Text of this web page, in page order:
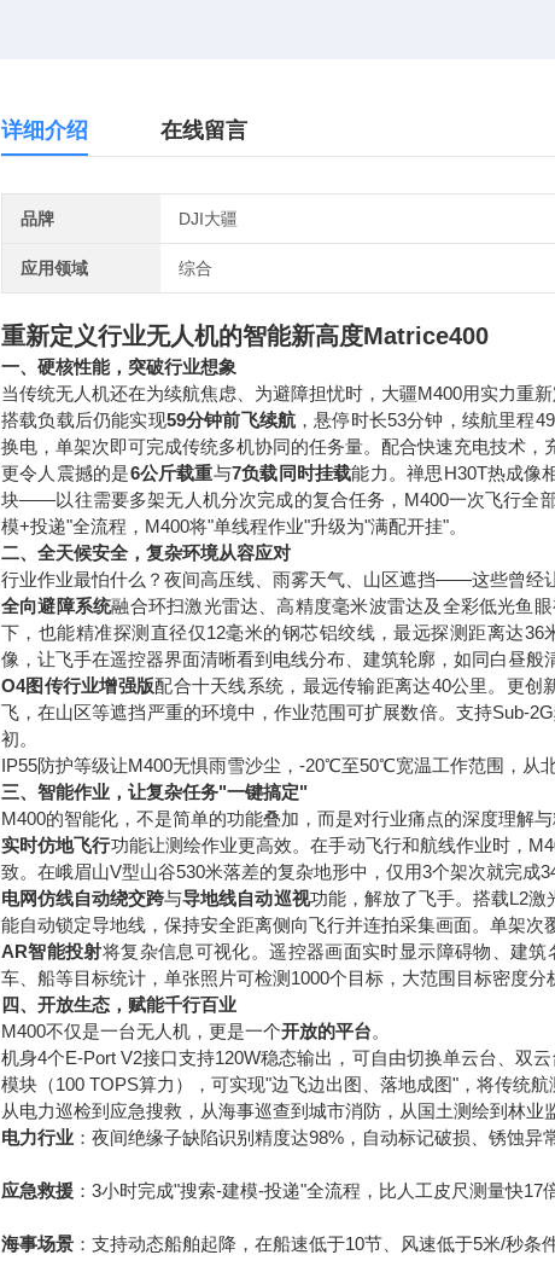
详细介绍 在线留言
品牌 DJI大疆
应用领域 综合
重新定义行业无人机的智能新高度Matrice400
一、硬核性能，突破行业想象
当传统无人机还在为续航焦虑、为避障担忧时，大疆M400用实力重新
搭载负载后仍能实现59分钟前飞续航 ，悬停时长53分钟，续航里程
换电，单架次即可完成传统多机协同的任务量。配合快速充电技术
更令人震撼的是6公斤载重与7负载同时挂载能力。禅思H30T热成像
块——以往需要多架无人机分次完成的复合任务，M400一次飞行全
模+投递"全流程，M400将"单线程作业"升级为"满配开挂"。
二、全天候安全，复杂环境从容应对
行业作业最怕什么？夜间高压线、雨雾天气、山区遮挡——这些曾经
全向避障系统融合环扫激光雷达、高精度毫米波雷达及全彩低光鱼
下，也能精准探测直径仅12毫米的钢芯铝绞线，最远探测距离达
像，让飞手在遥控器界面清晰看到电线分布、建筑轮廓，如同白昼般
O4图传行业增强版配合十天线系统，最远传输距离达40公里。更
飞，在山区等遮挡严重的环境中，作业范围可扩展数倍。支持Sub-
初。
IP55防护等级让M400无惧雨雪沙尘，-20℃至50℃宽温工作范围，从
三、智能作业，让复杂任务"一键搞定"
M400的智能化，不是简单的功能叠加，而是对行业痛点的深度理解与
实时仿地飞行功能让测绘作业更高效。在手动飞行和航线作业时，
致。在峨眉山V型山谷530米落差的复杂地形中，仅用3个架次就完成
电网仿线自动绕交跨与导地线自动巡视功能，解放了飞手。搭载L2
能自动锁定导地线，保持安全距离侧向飞行并连拍采集画面。单架次
AR智能投射将复杂信息可视化。遥控器画面实时显示障碍物、建
车、船等目标统计，单张照片可检测1000个目标，大范围目标密度分
四、开放生态，赋能千行百业
M400不仅是一台无人机，更是一个开放的平台。
机身4个E-Port V2接口支持120W稳态输出，可自由切换单云台、双
模块（100 TOPS算力），可实现"边飞边出图、落地成图"，将传统航
从电力巡检到应急搜救，从海事巡查到城市消防，从国土测绘到林
电力行业 ：夜间绝缘子缺陷识别精度达98%，自动标记破损、锈蚀异
应急救援 ：3小时完成"搜索-建模-投递"全流程，比人工皮尺测量快17
海事场景 ：支持动态船舶起降，在船速低于10节、风速低于5米/秒条